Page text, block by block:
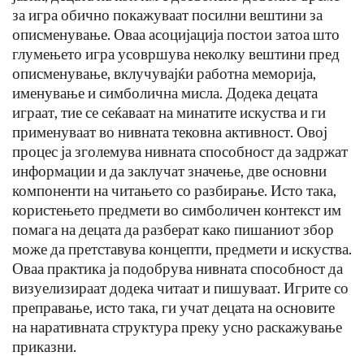
за игра обично покажуваат посилни вештини за
описменување. Оваа асоцијација постои затоа што
глумењето игра усовршува неколку вештини пред
описменување, вклучувајќи работна меморија,
именување и симболична мисла. Додека децата
играат, тие се сеќаваат на минатите искуства и ги
применуваат во нивната тековна активност. Овој
процес ја зголемува нивната способност да задржат
информации и да заклучат значење, две основни
компоненти на читањето со разбирање. Исто така,
користењето предмети во симболичен контекст им
помага на децата да разберат како пишаниот збор
може да претставува концепти, предмети и искуства.
Оваа практика ја подобрува нивната способност да
визуелизираат додека читаат и пишуваат. Игрите со
преправање, исто така, ги учат децата на основите
на наративната структура преку усно раскажување
приказни.